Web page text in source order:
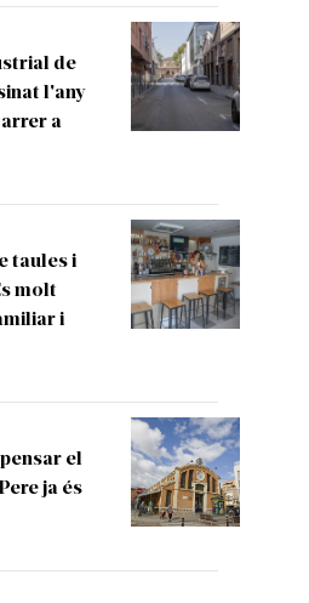
de
l'any
a
taules i
molt
i
el
ja és